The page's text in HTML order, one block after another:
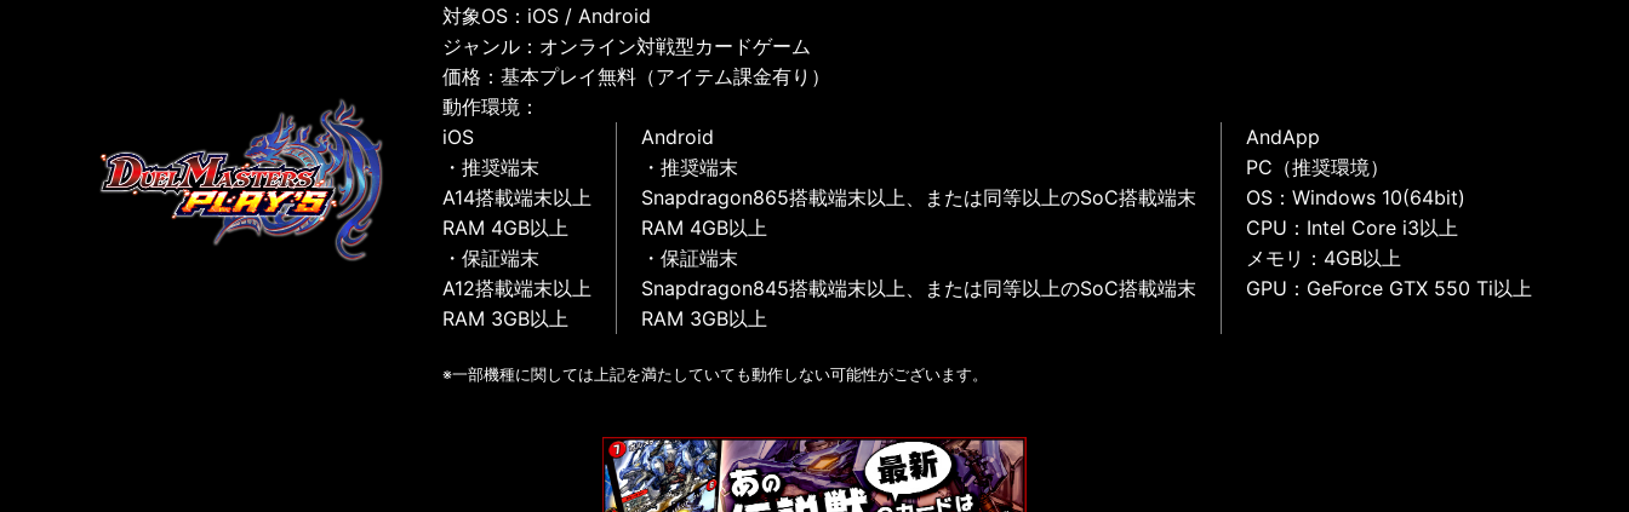
対象OS：iOS / Android
ジャンル：オンライン対戦型カードゲーム
価格：基本プレイ無料（アイテム課金有り）
動作環境：
iOS
・推奨端末
A14搭載端末以上
RAM 4GB以上
・保証端末
A12搭載端末以上
RAM 3GB以上
Android
・推奨端末
Snapdragon865搭載端末以上、または同等以上のSoC搭載端末
RAM 4GB以上
・保証端末
Snapdragon845搭載端末以上、または同等以上のSoC搭載端末
RAM 3GB以上
AndApp
PC（推奨環境）
OS：Windows 10(64bit)
CPU：Intel Core i3以上
メモリ：4GB以上
GPU：GeForce GTX 550 Ti以上
※一部機種に関しては上記を満たしていても動作しない可能性がございます。